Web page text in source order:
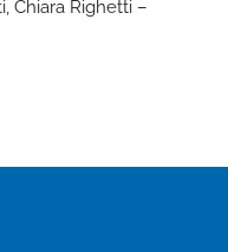
Chiara Righetti –